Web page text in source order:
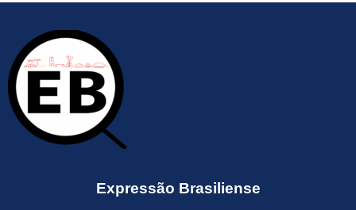
Expressão Brasiliense